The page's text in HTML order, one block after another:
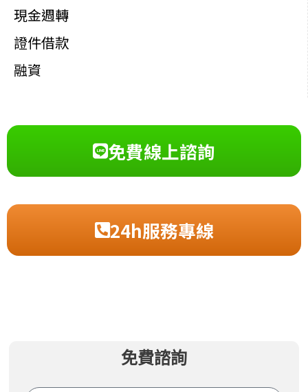
現金週轉
證件借款
融資
免費線上諮詢
24h服務專線
免費諮詢